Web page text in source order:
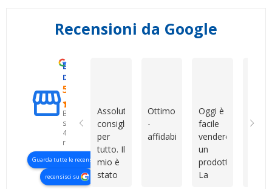
Recensioni da Google
Eccellente
5.0
Basato
su
426
recensioni
Guarda tutte le recensioni
recensisci su
Assolutamente
consigliati
per
tutto. Il
mio è
stato
Ottimo
-
affidabile
Oggi è
facile
vendere
un
prodotto.
La